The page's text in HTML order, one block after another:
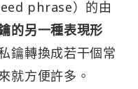
phrase）的由
的另一種表現形
鑰轉換成若干個常
就方便許多。